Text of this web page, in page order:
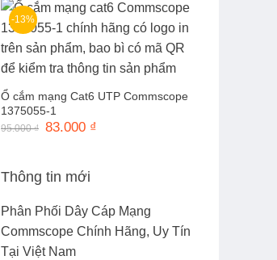
3.210.000 ₫. là:
3.099.000 ₫.
-13%
Ổ cắm mạng Cat6 UTP Commscope
1375055-1
95.000₫ Giá
83.000 ₫
Thông tin mới
Phân Phối Dây Cáp Mạng
Commscope Chính Hãng, Uy Tín
Tại Việt Nam